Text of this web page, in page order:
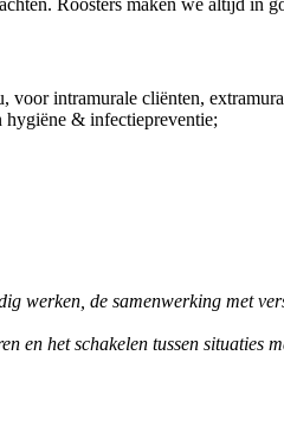
Roosters maken we altijd in
intramurale cliënten,
hygiëne & infectiepreventie;
werken, de samenwerking met
en het schakelen tussen situaties